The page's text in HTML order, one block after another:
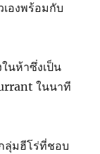
เองพร้อมกับ
นห้าซึ่งเป็น
ในนาที
ลุ่มฮีโร่ที่ชอบ